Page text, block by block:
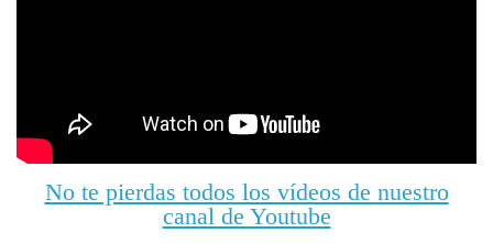
No te pierdas todos los vídeos de nuestro
canal de Youtube